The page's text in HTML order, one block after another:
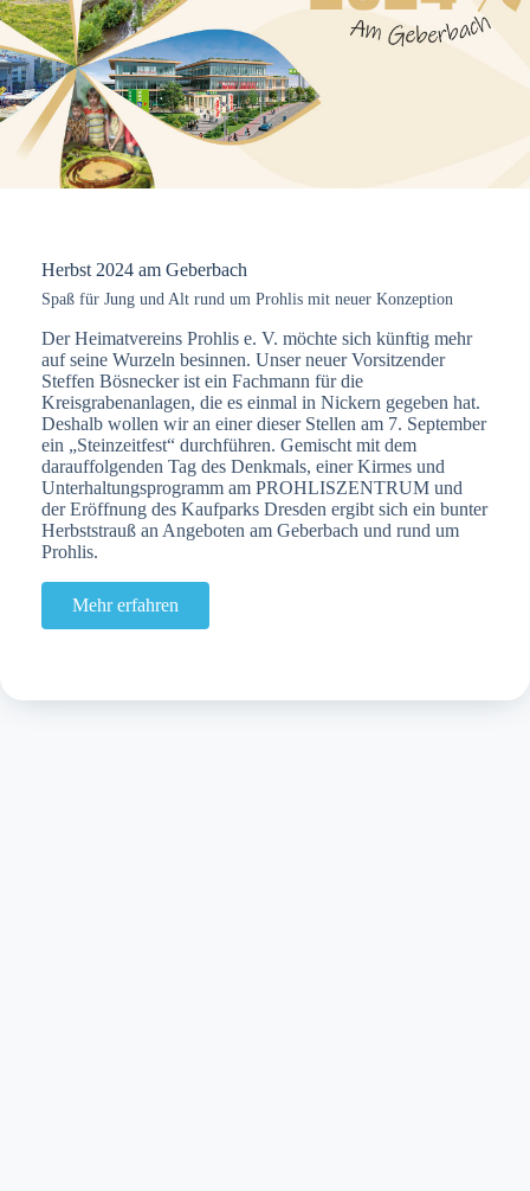
Herbst 2024 am Geberbach
Spaß für Jung und Alt rund um Prohlis mit neuer Konzeption
Der Heimatvereins Prohlis e. V. möchte sich künftig mehr
auf seine Wurzeln besinnen. Unser neuer Vorsitzender
Steffen Bösnecker ist ein Fachmann für die
Kreisgrabenanlagen, die es einmal in Nickern gegeben hat.
Deshalb wollen wir an einer dieser Stellen am 7. September
ein „Steinzeitfest“ durchführen. Gemischt mit dem
darauffolgenden Tag des Denkmals, einer Kirmes und
Unterhaltungsprogramm am PROHLISZENTRUM und
der Eröffnung des Kaufparks Dresden ergibt sich ein bunter
Herbststrauß an Angeboten am Geberbach und rund um
Prohlis.
Mehr erfahren